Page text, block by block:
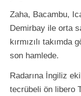
Zaha, Bacambu,
Demirbay ile orta
kırmızılı
son hamlede.
Radarına İngiliz
tecrübeli ön libero